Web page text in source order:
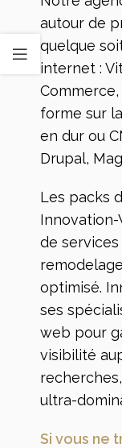
autour de
quelque
internet :
forme sur
en dur ou
Drupal,
Les packs
de services
optimisé.
ses
web pour
visibilité
ultra-
Si vous ne